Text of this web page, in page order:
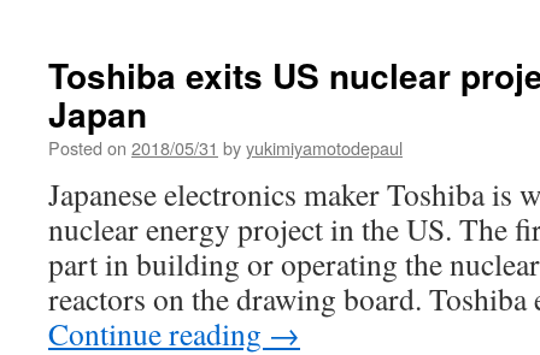
Toshiba exits US nuclear
Japan
Posted on 2018/05/31 byyukimiyamotodepaul
Japanese electronics maker Toshiba is
nuclear energy project in the US. The
part in building or operating the
reactors on the drawing board.
Continue reading →